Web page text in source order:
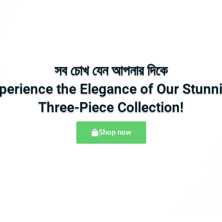
সব চোখ যেন আপনার দিকে
the Elegance of Our
Three-Piece Collection!
Shop now